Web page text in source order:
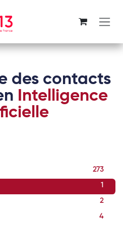
des contacts
Intelligence
273
1
2
4